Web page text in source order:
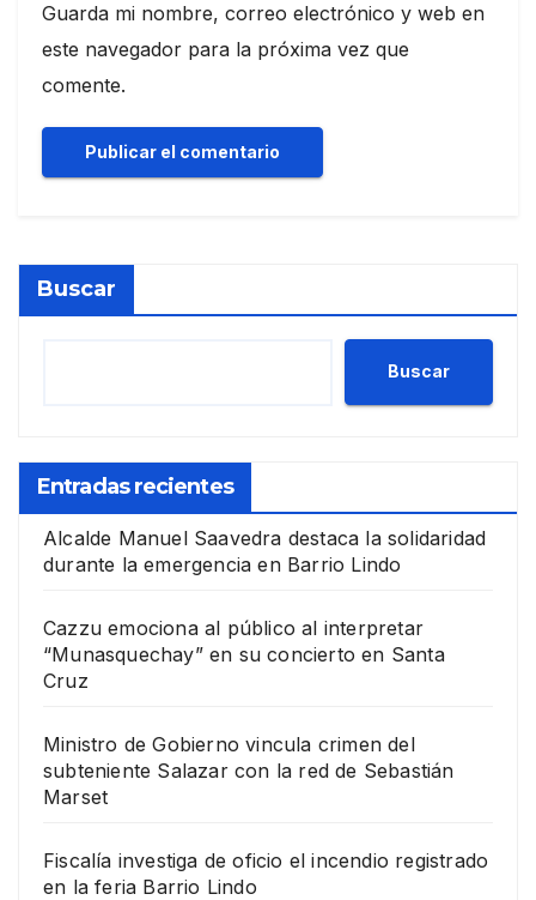
Guarda mi nombre, correo electrónico y web en
este navegador para la próxima vez que
comente.
Buscar
Buscar
Entradas recientes
Alcalde Manuel Saavedra destaca la solidaridad
durante la emergencia en Barrio Lindo
Cazzu emociona al público al interpretar
“Munasquechay” en su concierto en Santa
Cruz
Ministro de Gobierno vincula crimen del
subteniente Salazar con la red de Sebastián
Marset
Fiscalía investiga de oficio el incendio registrado
en la feria Barrio Lindo